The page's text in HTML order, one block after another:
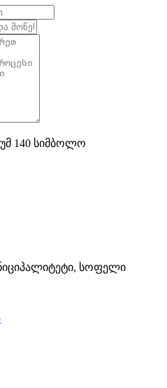
140 სიმბოლო
სოფელი